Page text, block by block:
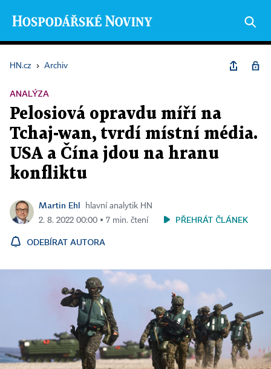
HN.cz › Archiv
ANALÝZA
Pelosiová opravdu míří na
Tchaj-wan, tvrdí místní média.
USA a Čína jdou na hranu
konfliktu
Martin Ehl
hlavní analytik HN
2. 8. 2022 00:00 ▪ 7 min. čtení
PŘEHRÁT ČLÁNEK
ODEBÍRAT AUTORA